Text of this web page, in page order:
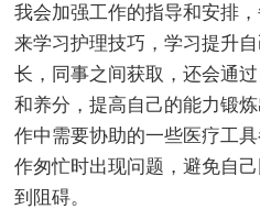
我会加强工作的指导和安排
来学习护理技巧，学习提升
长，同事之间获取，还会通
和养分，提高自己的能力锻
作中需要协助的一些医疗工
作匆忙时出现问题，避免自
到阻碍。